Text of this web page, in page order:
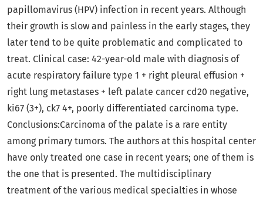
papillomavirus (HPV) infection in recent years. Although
their growth is slow and painless in the early stages, they
later tend to be quite problematic and complicated to
treat. Clinical case: 42-year-old male with diagnosis of
acute respiratory failure type 1 + right pleural effusion +
right lung metastases + left palate cancer cd20 negative,
ki67 (3+), ck7 4+, poorly differentiated carcinoma type.
Conclusions:Carcinoma of the palate is a rare entity
among primary tumors. The authors at this hospital center
have only treated one case in recent years; one of them is
the one that is presented. The multidisciplinary
treatment of the various medical specialties in whose